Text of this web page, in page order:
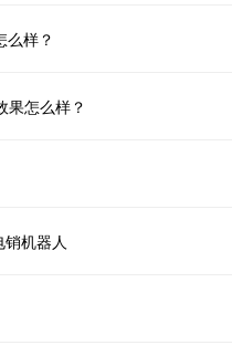
么样？
果怎么样？
机器人